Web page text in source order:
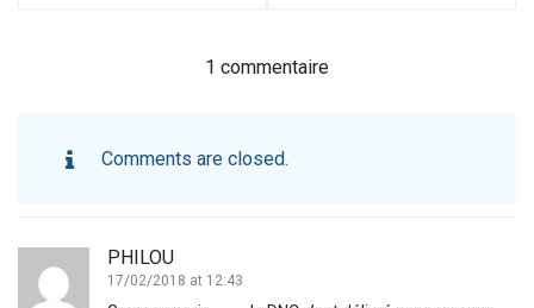
1 commentaire
Comments are closed.
PHILOU
17/02/2018 at 12:43